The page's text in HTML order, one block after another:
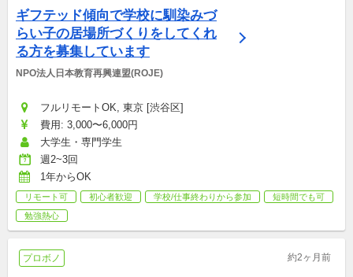
ギフテッド傾向で学校に馴染みづ
らい子の居場所づくりをしてくれ
る方を募集しています
NPO法人日本教育再興連盟(ROJE)
フルリモートOK, 東京 [渋谷区]
費用: 3,000〜6,000円
大学生・専門学生
週2~3回
1年からOK
リモート可 初心者歓迎 学校/仕事終わりから参加
短時間でも可
勉強熱心
プロボノ 約2ヶ月前